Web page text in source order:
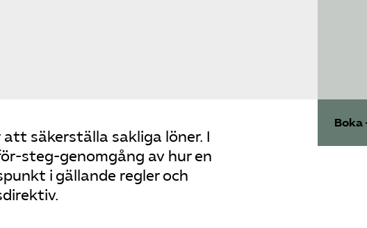
säkerställa sakliga löner. I
steg-genomgång av hur en
i gällande regler och
Boka